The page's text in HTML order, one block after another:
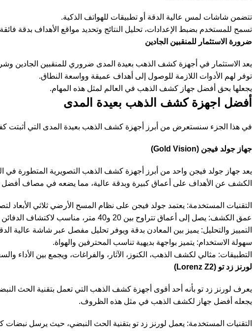
تتضمن شاشات لمس عالية الدقة أو تطبيقات للهواتف الذكية.
تسمح للمستخدم بضبط الإعدادات، تحليل النتائج وتحديد مواقع الأهداف بدقة
ضرورة الاستثمار للمنقبين الجادين
يعد الاستثمار في أجهزة كشف الذهب بعيدة المدى ضروري للمنقبين الجادين
توفر لهم الأدوات اللازمة للوصول إلى أهداف عميقة وواسعة النطاق.
يجعلها بحق أفضل جهاز كشف الذهب في العالم لمثل هذه المهام.
أفضل اجهزة كشف الذهب بعيدة المدى
في هذا الجزء سنستعرض من أبرز أجهزة كشف الذهب بعيدة المدى التي أثبتت
جهاز جولد فيجن (Gold Vision)
يعد جهاز جولد فيجن واحد من أبرز أجهزة كشف الذهب التصويرية المتطورة في
الكشف عن الأهداف على أعماق كبيرة وبدقة عالية، مما يضعه في مصاف
التقنيات المستخدمة: يعتمد جولد فيجن على نظام المسح الأرضي ثلاثي
عمق الكشف: يصل إلى أعماق تتراوح بين 20 و40 متر، مناسب لاكتشاف الدفائن والكنوز العميقة.
التمييز والتحليل: يميز بين المعادن بدقة ويوفر تحليل مفصل عبر شاشة عالية
سهولة الاستخدام: يتميز بواجهة بديهية تناسب المحترفين والهواة.
التطبيقات: مثالي لكشف الذهب، الكنوز، الآثار، والفراغات، ويجمع بين الأداء
لورنز زد تو (Lorenz Z2)
يجعله أفضل جهاز لكشف الذهب في مثل هذه الظروف.
التقنيات المستخدمة: يعمل لورنز زد تو بتقنية الحث النبضي، حيث يرسل